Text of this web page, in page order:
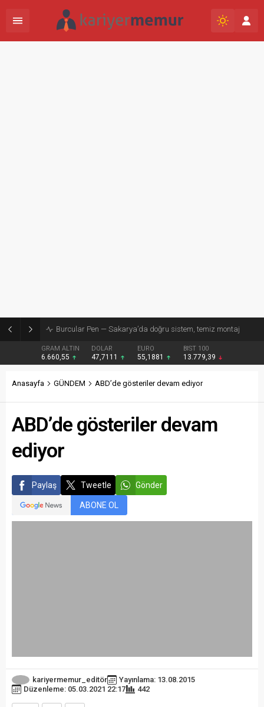
Burcular Pen — Sakarya’da doğru sistem, temiz montaj
GRAM ALTIN
6.660,55
DOLAR
47,7111
EURO
55,1881
BIST 100
13.779,39
Anasayfa GÜNDEM ABD’de gösteriler devam ediyor
ABD’de gösteriler devam
ediyor
Paylaş Tweetle Gönder
ABONE OL
kariyermemur_editör
Yayınlama: 13.08.2015
Düzenleme: 05.03.2021 22:17
442